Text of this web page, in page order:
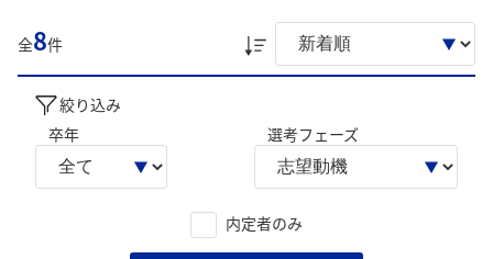
全8件
絞り込み
卒年
選考フェーズ
内定者のみ